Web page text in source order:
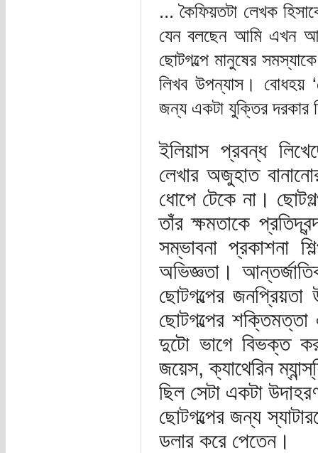
... কৈফিয়তটা লেখক
যেন বলছেন আমি এখন
ছোটগল্পে মানুষের
লিখব উপন্যাস। বোধহয়
জন্য একটা যুক্তির দরকার
ইলিয়াস প্রবন্ধ
লেখার অজুহাত
ধোপে টেকে না।
তাঁর ক্ষমতাকে
সম্ভাবনা প্রকাশনা
অভিজ্ঞতা।
ছোটগল্পের
ছোটগল্পের
দুটো ভাগে বিভক্ত
জয়েস, ক্যাথেরিন
ছিল সেটা একটা
ছোটগল্পের জন্য
ডলার করে পেতেন।